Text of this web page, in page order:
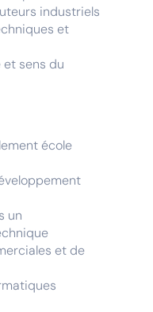
industriels
et
sens du
école
un
et de